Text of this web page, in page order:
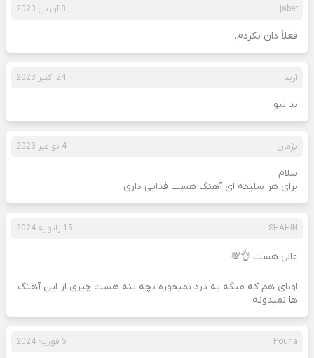
jaber 8 آوریل 2023
فعلأ دان نکردم.
آرینا 24 اکتبر 2023
بد نبو
پژمان 4 نوامبر 2023
سلام
برای هر سلیقه ای آهنگ هست فدایی داری
SHAHIN 15 ژانویه 2024
عالی هست 👌💯
اونای هم که میگه به درد نمیخوره بچه ننه هست چیزی از این آهنگ
ها نمیدونه
Pouria 5 فوریه 2024